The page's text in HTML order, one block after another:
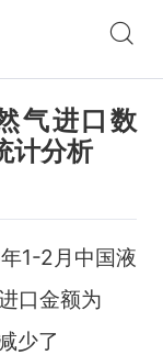
气进口数
计分析
1-2月中国液
口金额为
少了